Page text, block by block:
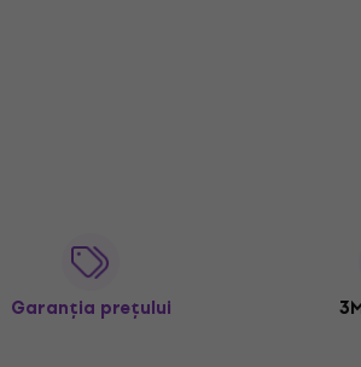
Garanția prețului